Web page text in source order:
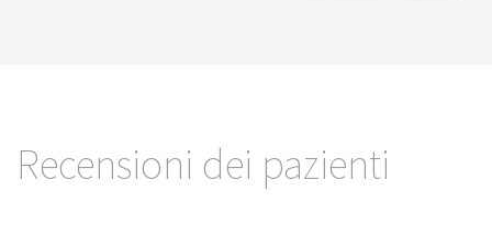
Recensioni dei pazienti